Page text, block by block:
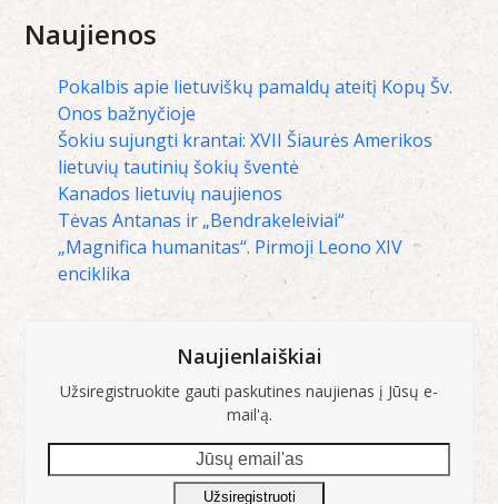
Naujienos
Pokalbis apie lietuviškų pamaldų ateitį Kopų Šv.
Onos bažnyčioje
Šokiu sujungti krantai: XVII Šiaurės Amerikos
lietuvių tautinių šokių šventė
Kanados lietuvių naujienos
Tėvas Antanas ir „Bendrakeleiviai“
„Magnifica humanitas“. Pirmoji Leono XIV
enciklika
Naujienlaiškiai
Užsiregistruokite gauti paskutines naujienas į Jūsų e-
mail'ą.
email'as
Užsiregistruoti